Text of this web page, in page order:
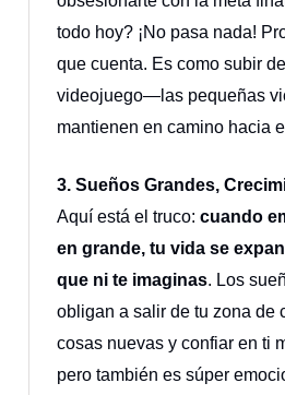
todo hoy? ¡No pasa nada!
que cuenta. Es como subir
videojuego—las pequeñas
mantienen en camino hacia
3. Sueños Grandes,
Aquí está el truco: cuando
en grande, tu vida se
que ni te imaginas. Los
obligan a salir de tu zona de
cosas nuevas y confiar en ti
pero también es súper